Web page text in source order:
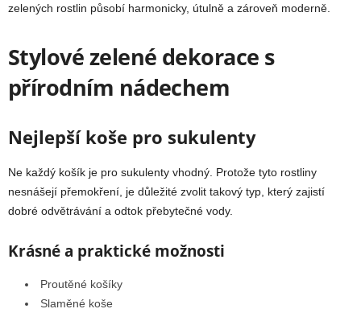
zelených rostlin působí harmonicky, útulně a zároveň moderně.
Stylové zelené dekorace s
přírodním nádechem
Nejlepší koše pro sukulenty
Ne každý košík je pro sukulenty vhodný. Protože tyto rostliny
nesnášejí přemokření, je důležité zvolit takový typ, který zajistí
dobré odvětrávání a odtok přebytečné vody.
Krásné a praktické možnosti
Proutěné košíky
Slaměné koše